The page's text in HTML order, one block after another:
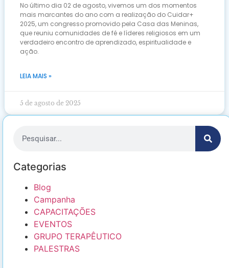
No último dia 02 de agosto, vivemos um dos momentos
mais marcantes do ano com a realização do Cuidar+
2025, um congresso promovido pela Casa das Meninas,
que reuniu comunidades de fé e líderes religiosos em um
verdadeiro encontro de aprendizado, espiritualidade e
ação.
LEIA MAIS »
5 de agosto de 2025
Categorias
Blog
Campanha
CAPACITAÇÕES
EVENTOS
GRUPO TERAPÊUTICO
PALESTRAS